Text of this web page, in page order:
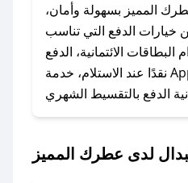
مع فريق دعم صحصح عبر
أو البريد الإلكتروني،
في أسرع وقت ممكن.
### ماذا أفعل إذا لم أجد كود خصم لمتجري
المفضل؟
على توفير الكوبونات في
المميز بسهولة وأمان،
الدفع التي تناسب
البطاقات الائتمانية، الدفع
نقدًا عند الاستلام، خدمة Apple Pay، بالإضافة إلى
لدى عطرك المميز